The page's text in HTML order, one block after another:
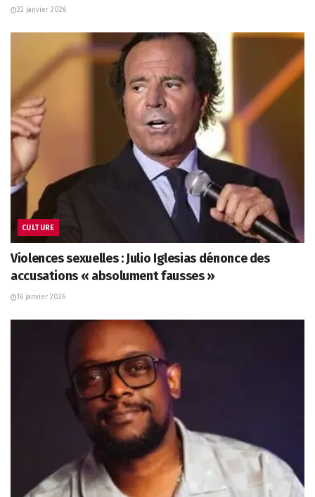
22 janvier 2026
CULTURE
Violences sexuelles : Julio Iglesias dénonce des
accusations « absolument fausses »
16 janvier 2026